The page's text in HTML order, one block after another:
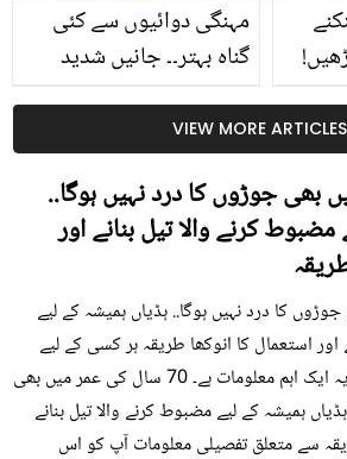
مہنگی دوائیوں سے کئی
گناہ بہتر۔۔ جانیں شدید
کیوں کھانا چاہیے؟
VIEW MORE ARTICLES
بھی جوڑوں کا درد نہیں ہوگا..
کرنے والا تیل بنانے اور
کا درد نہیں ہوگا.. ہڈیاں ہمیشہ کے لیے
اور استعمال کا انوکھا طریقہ ہر کسی کے لیے
جاننا ضروری ہیں کیونکہ یہ ایک اہم معلومات ہے۔ 70 سال کی عمر میں بھی
ہمیشہ کے لیے مضبوط کرنے والا تیل بنانے
سے متعلق تفصیلی معلومات آپ کو اس